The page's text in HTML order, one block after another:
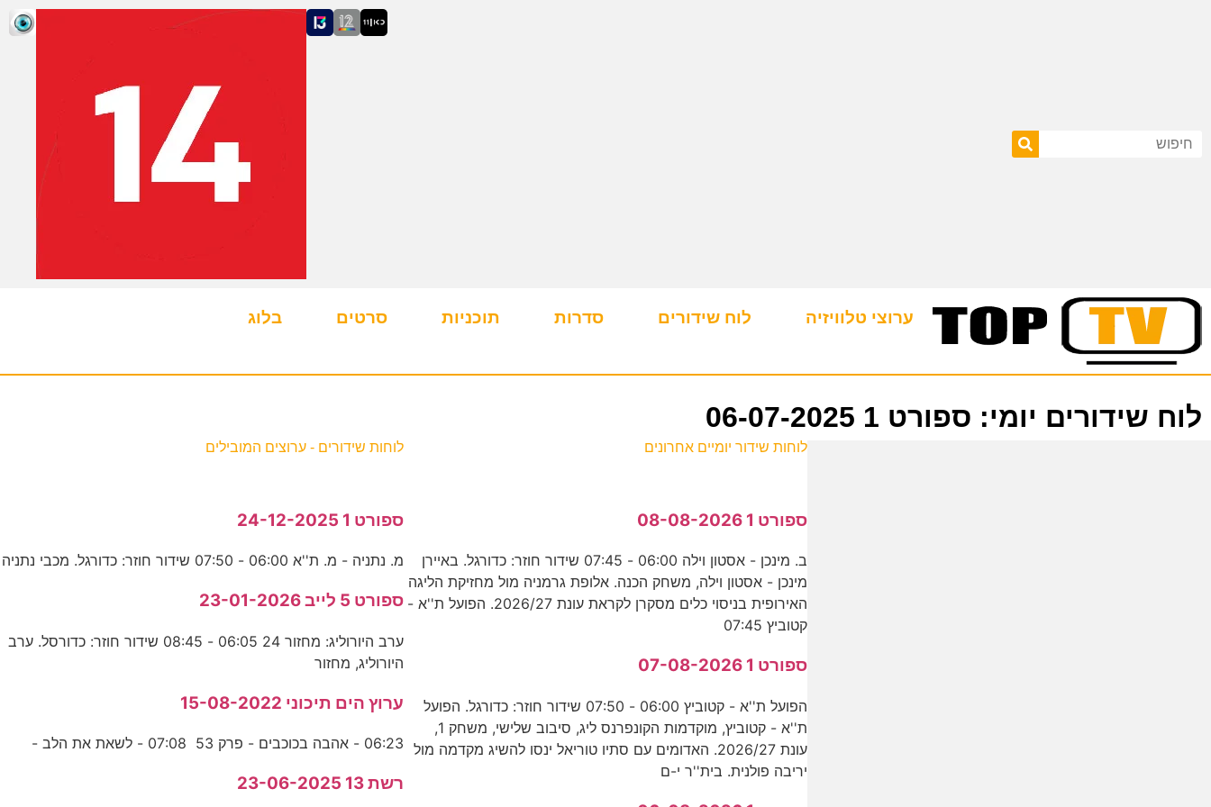
ערוצי טלוויזיה לוח שידורים סדרות תוכניות סרטים בלוג
לוח שידורים יומי: ספורט 1 06-07-2025
לוחות שידור יומיים אחרונים
ספורט 1 08-08-2026
ב. מינכן - אסטון וילה 06:00 - 07:45 שידור חוזר: כדורגל. באיירן
מינכן - אסטון וילה, משחק הכנה. אלופת גרמניה מול מחזיקת הליגה
האירופית בניסוי כלים מסקרן לקראת עונת 2026/27. הפועל ת''א -
קטוביץ 07:45
ספורט 1 07-08-2026
הפועל ת''א - קטוביץ 06:00 - 07:50 שידור חוזר: כדורגל. הפועל
ת''א - קטוביץ, מוקדמות הקונפרנס ליג, סיבוב שלישי, משחק 1,
עונת 2026/27. האדומים עם סתיו טוריאל ינסו להשיג מקדמה מול
יריבה פולנית. בית''ר י-ם
לוחות שידורים - ערוצים המובילים
ספורט 1 24-12-2025
מ. נתניה - מ. ת''א 06:00 - 07:50 שידור חוזר: כדורגל. מכבי נתניה
ספורט 5 לייב 23-01-2026
ערב היורוליג: מחזור 24 06:05 - 08:45 שידור חוזר: כדורסל. ערב
היורוליג, מחזור
ערוץ הים תיכוני 15-08-2022
06:23 - אהבה בכוכבים - פרק 53 07:08 - לשאת את הלב -
רשת 13 23-06-2025